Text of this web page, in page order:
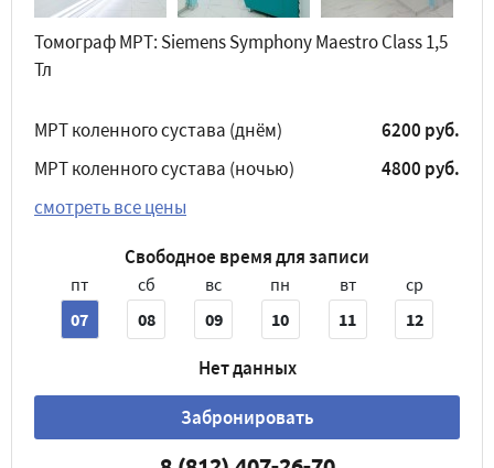
Томограф МРТ: Siemens Symphony Maestro Class 1,5
Тл
МРТ коленного сустава (днём)
6200 руб.
МРТ коленного сустава (ночью)
4800 руб.
смотреть все цены
Свободное время для записи
пт
07
сб
08
вс
09
пн
10
вт
11
ср
12
Нет данных
Забронировать